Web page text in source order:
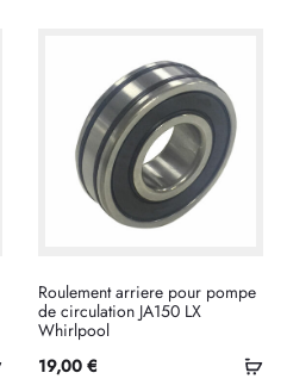
Ajouter
Roulement arriere pour pompe
de circulation JA150 LX
Whirlpool
19,00 €